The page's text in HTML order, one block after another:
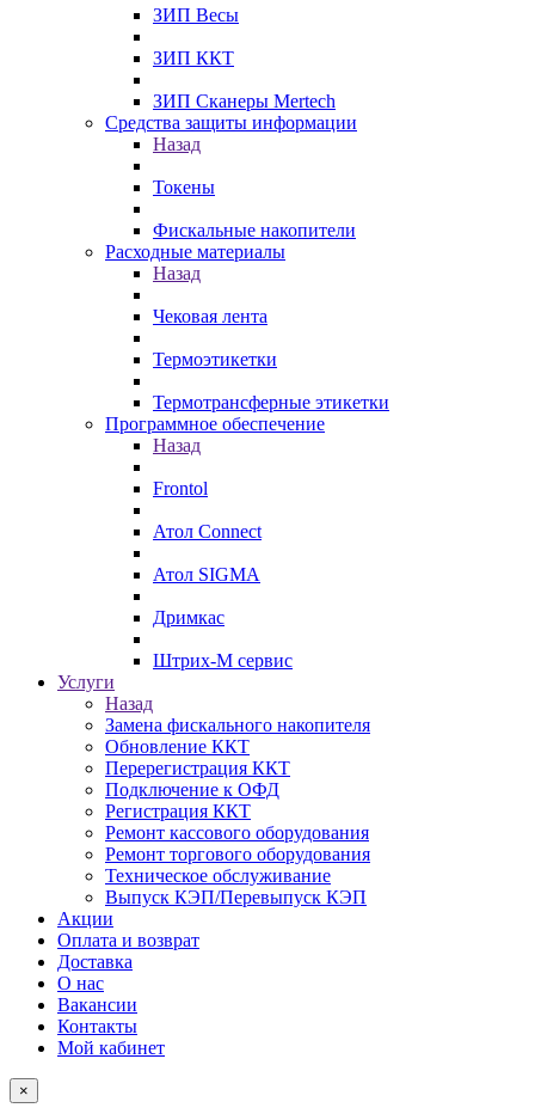
ЗИП Весы
ЗИП ККТ
ЗИП Сканеры Mertech
Средства защиты информации
Назад
Токены
Фискальные накопители
Расходные материалы
Назад
Чековая лента
Термоэтикетки
Термотрансферные этикетки
Программное обеспечение
Назад
Frontol
Атол Connect
Атол SIGMA
Дримкас
Штрих-М сервис
Услуги
Назад
Замена фискального накопителя
Обновление ККТ
Перерегистрация ККТ
Подключение к ОФД
Регистрация ККТ
Ремонт кассового оборудования
Ремонт торгового оборудования
Техническое обслуживание
Выпуск КЭП/Перевыпуск КЭП
Акции
Оплата и возврат
Доставка
О нас
Вакансии
Контакты
Мой кабинет
×